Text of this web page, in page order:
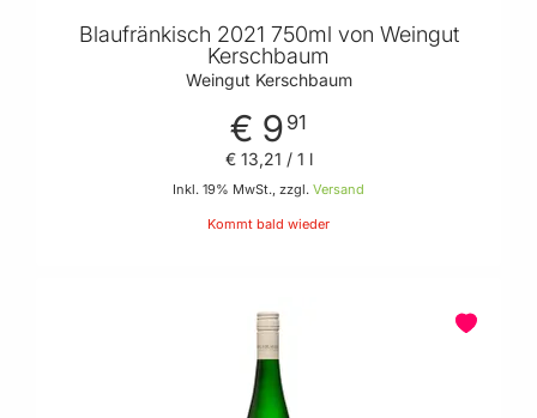
Blaufränkisch 2021 750ml von Weingut
Kerschbaum
Weingut Kerschbaum
€ 9 91
Inkl. 19% MwSt., zzgl. Versand
€ 13,21 / 1 l
Kommt bald wieder